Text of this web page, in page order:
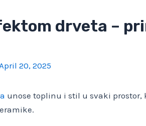
drveta –
20, 2025
unose toplinu i stil u svaki